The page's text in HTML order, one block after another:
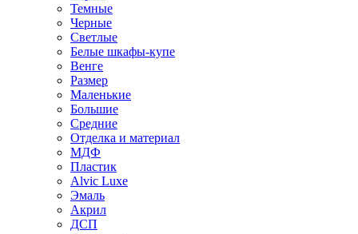
Темные
Черные
Светлые
Белые шкафы-купе
Венге
Размер
Маленькие
Большие
Средние
Отделка и материал
МДФ
Пластик
Alvic Luxe
Эмаль
Акрил
ДСП